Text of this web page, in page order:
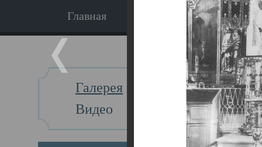
Главная Экскурсия
Галерея
Видео
Главная